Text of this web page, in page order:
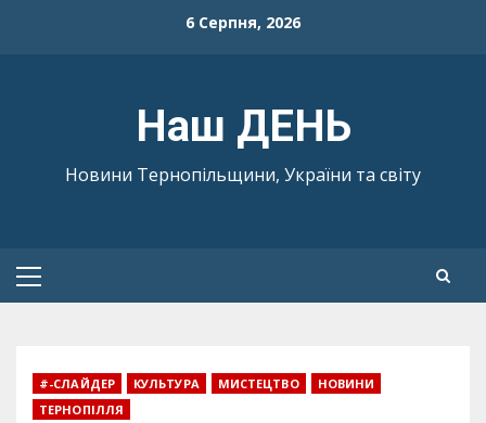
6 Серпня, 2026
Наш ДЕНЬ
Новини Тернопільщини, України та світу
Primary
#-СЛАЙДЕР КУЛЬТУРА МИСТЕЦТВО
НОВИНИ
ТЕРНОПІЛЛЯ